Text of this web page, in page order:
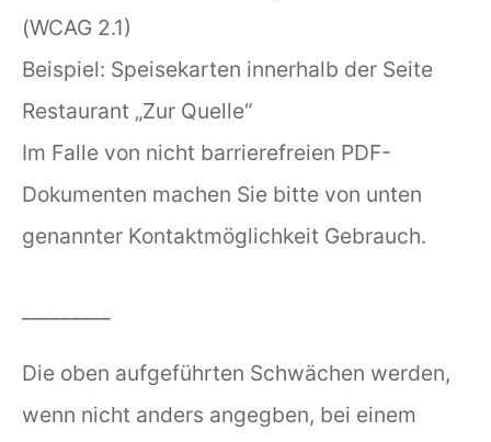
(WCAG 2.1)
Beispiel: Speisekarten innerhalb der Seite
Restaurant „Zur Quelle“
Im Falle von nicht barrierefreien PDF-
Dokumenten machen Sie bitte von unten
genannter Kontaktmöglichkeit Gebrauch.
Die oben aufgeführten Schwächen werden,
wenn nicht anders angegben, bei einem